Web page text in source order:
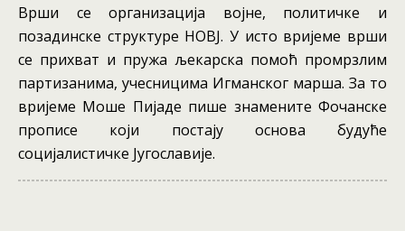
Врши се организација војне, политичке и
позадинске структуре НОВЈ. У исто вријеме врши
се прихват и пружа љекарска помоћ промрзлим
партизанима, учесницима Игманског марша. За то
вријеме Моше Пијаде пише знамените Фочанске
прописе који постају основа будуће
социјалистичке Југославије.